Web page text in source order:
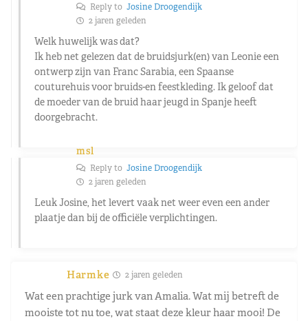
Reply to Josine Droogendijk
2 jaren geleden
Welk huwelijk was dat?
Ik heb net gelezen dat de bruidsjurk(en) van Leonie een
ontwerp zijn van Franc Sarabia, een Spaanse
couturehuis voor bruids-en feestkleding. Ik geloof dat
de moeder van de bruid haar jeugd in Spanje heeft
doorgebracht.
msl
Reply to Josine Droogendijk
2 jaren geleden
Leuk Josine, het levert vaak net weer even een ander
plaatje dan bij de officiële verplichtingen.
Harmke 2 jaren geleden
Wat een prachtige jurk van Amalia. Wat mij betreft de
mooiste tot nu toe, wat staat deze kleur haar mooi! De